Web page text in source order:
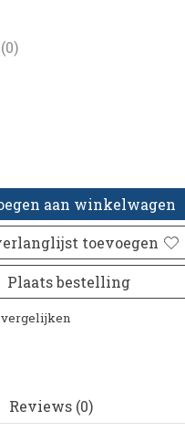
dit product is
(0)
aan winkelwagen
toevoegen
Plaats bestelling
vergelijken
Reviews (0)